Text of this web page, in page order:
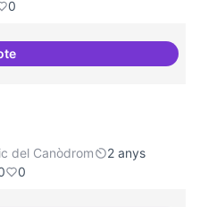
0
Formacions en la
del Canòdrom
2 anys
0